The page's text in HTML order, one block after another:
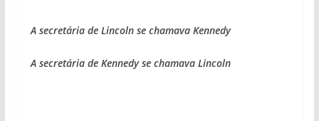
A secretária de Lincoln se chamava Kennedy
A secretária de Kennedy se chamava Lincoln